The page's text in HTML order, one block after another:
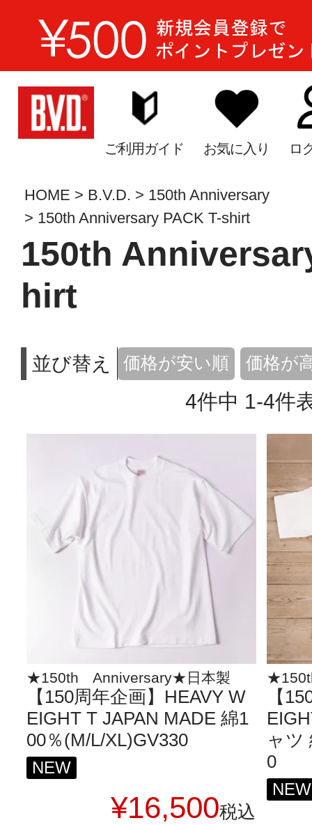
ご利用ガイド お気に入り ロ
HOME B.V.D.
150th Anniversary
150th Anniversary PACK T-shirt
150th
hirt
並び替え 価格が安い順 価格が
4件中 1-4件
★150th Anniversary★日本製
【150周年企画】HEAVY W
EIGHT T JAPAN MADE 綿1
00％(M/L/XL)GV330
NEW
¥16,500税込
【
ャツ
0
NEW